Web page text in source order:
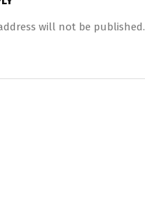
will not be published.